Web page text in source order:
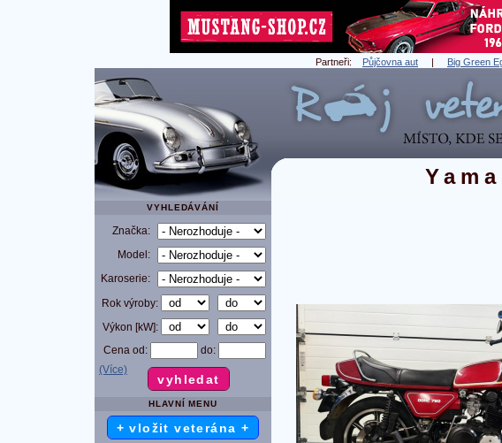
Partneři: Půjčovna aut | Big Green
VYHLEDÁVÁNÍ
Značka:
Model:
Karoserie:
Rok výroby:
Výkon [kW]:
Cena od:
do:
(Více)
HLAVNÍ MENU
+ vložit veterána +